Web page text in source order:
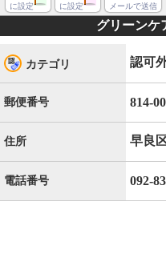
に設定
に設定
メールで送信
グリーンケ
カテゴリ 認可
郵便番号 814-
住所 早良
電話番号 092-